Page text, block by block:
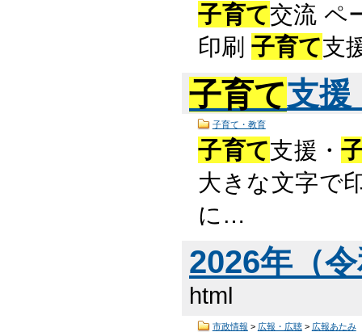
子育て交流 ペ
印刷子育て支
子育て支援
子育て・教育
子育て支援・
大きな文字で
に…
2026年（
html
市政情報 > 広報・広聴> 広報あたみ